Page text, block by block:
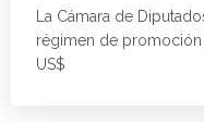
La Cámara de
régimen de promoción
US$